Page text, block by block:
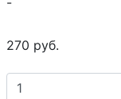
270 руб.